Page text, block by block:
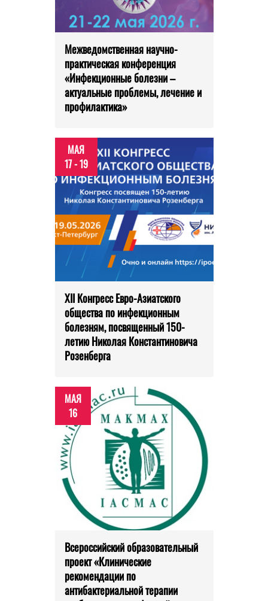
Межведомственная научно-
практическая конференция
«Инфекционные болезни –
актуальные проблемы, лечение и
профилактика»
МАЯ
17 - 19
XII Конгресс Евро-Азиатского
общества по инфекционным
болезням, посвященный 150-
летию Николая Константиновича
Розенберга
МАЯ
16
Всероссийский образовательный
проект «Клинические
рекомендации по
антибактериальной терапии